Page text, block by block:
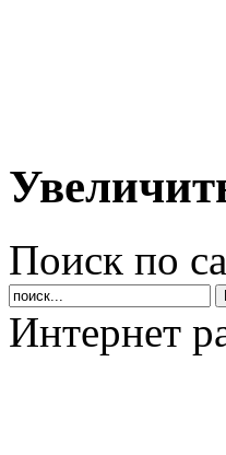
Поиск по
Интернет